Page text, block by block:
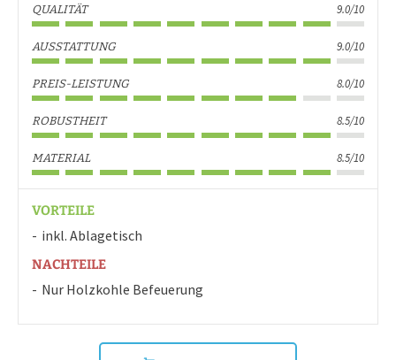
QUALITÄT 9.0/10
AUSSTATTUNG 9.0/10
PREIS-LEISTUNG 8.0/10
ROBUSTHEIT 8.5/10
MATERIAL 8.5/10
VORTEILE
inkl. Ablagetisch
NACHTEILE
Nur Holzkohle Befeuerung